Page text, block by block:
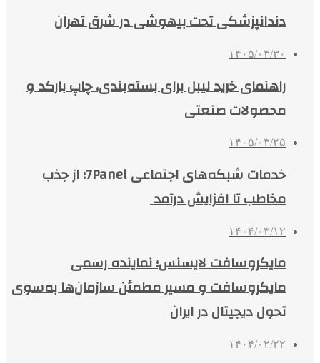
دندانپزشکی تحت بیهوشی در شرق تهران
۱۴۰۵/۰۳/۳۰
راهنمای خرید لیبل برای بسته‌بندی، چاپ بارکد و
محصولات صنعتی
۱۴۰۵/۰۳/۲۵
خدمات شبکه‌های اجتماعی 7Panel؛ از جذب
مخاطب تا افزایش درآمد
۱۴۰۴/۰۳/۱۲
مایکروسافت لایسنس؛ نماینده رسمی
مایکروسافت و مسیر مطمئن سازمان‌ها به‌سوی
تحول دیجیتال در ایران
۱۴۰۴/۰۲/۲۲